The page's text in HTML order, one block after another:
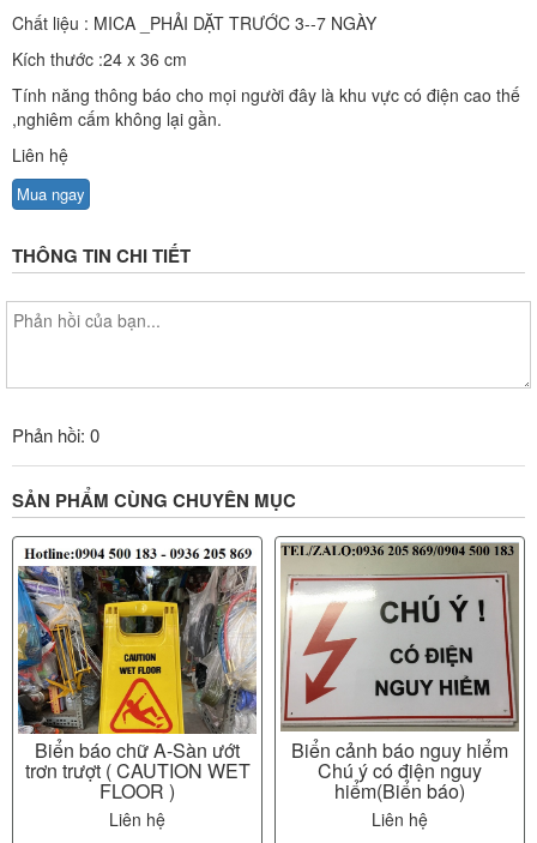
Chất liệu : MICA _PHẢI DẶT TRƯỚC 3--7 NGÀY
Kích thước :24 x 36 cm
Tính năng thông báo cho mọi người đây là khu vực có điện cao thế
,nghiêm cấm không lại gần.
Liên hệ
Mua ngay
THÔNG TIN CHI TIẾT
Phản hồi: 0
SẢN PHẨM CÙNG CHUYÊN MỤC
Biển báo chữ A-Sàn ướt
trơn trượt ( CAUTION WET
FLOOR )
Liên hệ
Biển cảnh báo nguy hiểm
Chú ý có điện nguy
hiểm(Biển báo)
Liên hệ